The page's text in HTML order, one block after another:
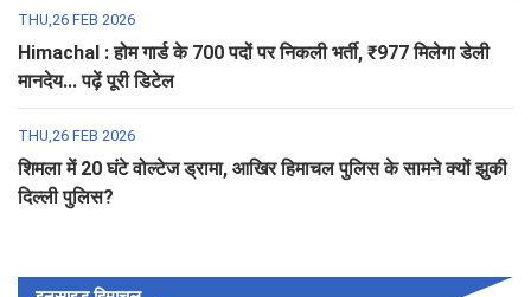
THU,26 FEB 2026
Himachal : होम गार्ड के 700 पदों पर निकली भर्ती, ₹977 मिलेगा डेली
मानदेय... पढ़ें पूरी डिटेल
THU,26 FEB 2026
शिमला में 20 घंटे वोल्टेज ड्रामा, आखिर हिमाचल पुलिस के सामने क्यों झुकी
दिल्ली पुलिस?